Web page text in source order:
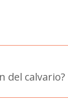
del calvario?